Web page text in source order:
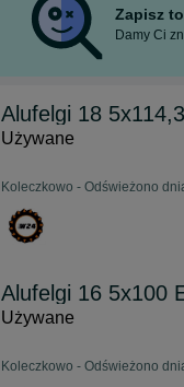
Zapisz
Damy Ci
Alufelgi 18
Używane
Koleczkowo - Odświeżono
Alufelgi 16 5x100
Używane
Koleczkowo - Odświeżono